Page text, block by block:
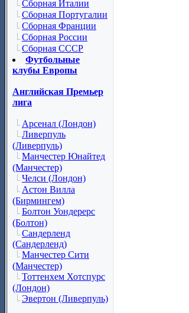
Сборная Италии
Сборная Португалии
Сборная Франции
Сборная России
Сборная СССР
Футбольные
клубы Европы
Английская Премьер
лига
Арсенал (Лондон)
Ливерпуль
(Ливерпуль)
Манчестер Юнайтед
(Манчестер)
Челси (Лондон)
Астон Вилла
(Бирмингем)
Болтон Уондерерс
(Болтон)
Сандерленд
(Сандерленд)
Манчестер Сити
(Манчестер)
Тоттенхем Хотспурс
(Лондон)
Эвертон (Ливерпуль)